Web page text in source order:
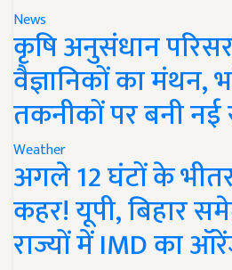
News
कृषि अनुसंधान
वैज्ञानिकों का मंथन,
तकनीकों पर बनी नई
Weather
अगले 12 घंटों के
कहर! यूपी, बिहार
राज्यों में IMD का